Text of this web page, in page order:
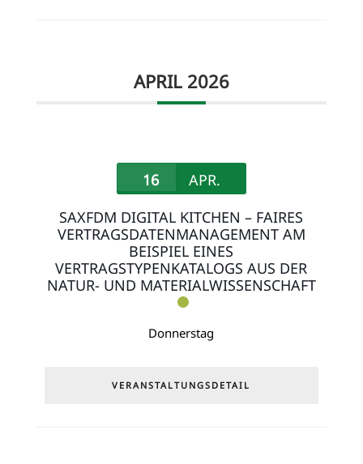
APRIL 2026
16
APR.
SAXFDM DIGITAL KITCHEN – FAIRES
VERTRAGSDATENMANAGEMENT AM
BEISPIEL EINES
VERTRAGSTYPENKATALOGS AUS DER
NATUR- UND MATERIALWISSENSCHAFT
Donnerstag
VERANSTALTUNGSDETAIL